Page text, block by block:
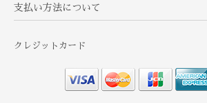
支払い方法について
クレジットカード